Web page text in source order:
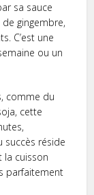
sa sauce
gingembre,
C’est une
ou un
comme du
cette
succès réside
la cuisson
parfaitement